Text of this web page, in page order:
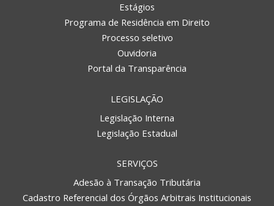
Estágios
Programa de Residência em Direito
Processo seletivo
Ouvidoria
Portal da Transparência
LEGISLAÇÃO
Legislação Interna
Legislação Estadual
SERVIÇOS
Adesão à Transação Tributária
Cadastro Referencial dos Órgãos Arbitrais Institucionais